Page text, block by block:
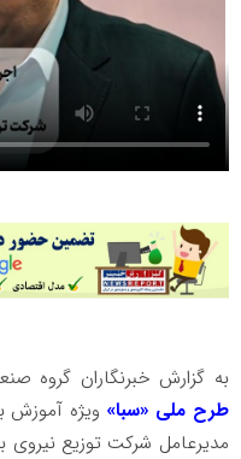
به گزارش خبرنگاران گروه
طرح ملی «سبا» ویژه آموزش
مدیرعامل شرکت توزیع نیروی